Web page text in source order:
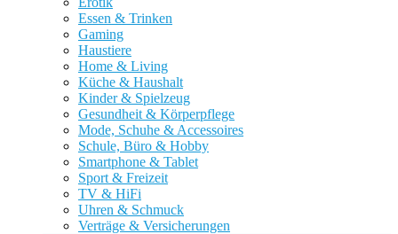
Essen & Trinken
Gaming
Haustiere
Home & Living
Küche & Haushalt
Kinder & Spielzeug
Gesundheit & Körperpflege
Mode, Schuhe & Accessoires
Schule, Büro & Hobby
Smartphone & Tablet
Sport & Freizeit
TV & HiFi
Uhren & Schmuck
Verträge & Versicherungen